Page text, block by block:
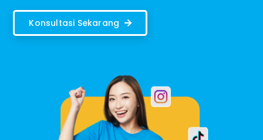
Konsultasi Sekarang